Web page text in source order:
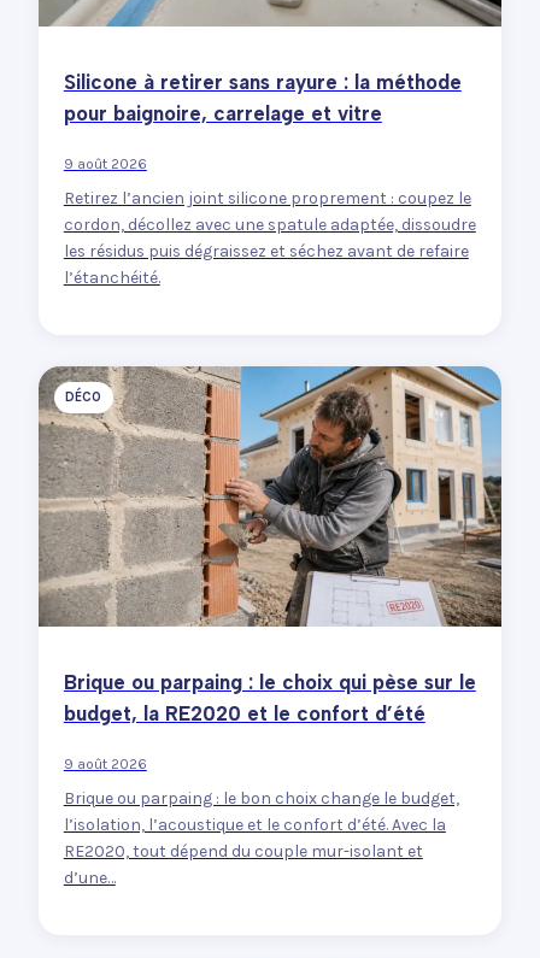
Silicone à retirer sans rayure : la méthode
pour baignoire, carrelage et vitre
9 août 2026
Retirez l’ancien joint silicone proprement : coupez le
cordon, décollez avec une spatule adaptée, dissoudre
les résidus puis dégraissez et séchez avant de refaire
l’étanchéité.
DÉCO
Brique ou parpaing : le choix qui pèse sur le
budget, la RE2020 et le confort d’été
9 août 2026
Brique ou parpaing : le bon choix change le budget,
l’isolation, l’acoustique et le confort d’été. Avec la
RE2020, tout dépend du couple mur-isolant et
d’une…